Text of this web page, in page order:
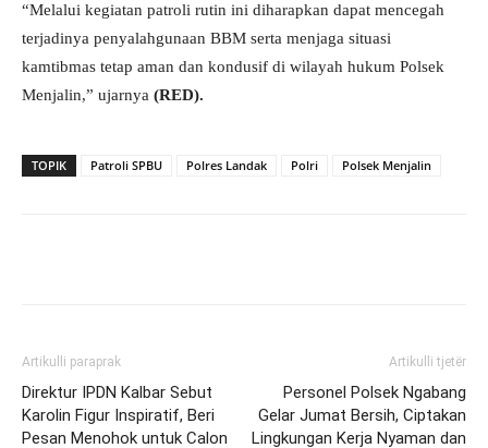
“Melalui kegiatan patroli rutin ini diharapkan dapat mencegah
terjadinya penyalahgunaan BBM serta menjaga situasi
kamtibmas tetap aman dan kondusif di wilayah hukum Polsek
Menjalin,” ujarnya (RED).
TOPIK Patroli SPBU Polres Landak Polri Polsek Menjalin
Artikulli paraprak
Direktur IPDN Kalbar Sebut
Karolin Figur Inspiratif, Beri
Pesan Menohok untuk Calon
Artikulli tjetër
Personel Polsek Ngabang
Gelar Jumat Bersih, Ciptakan
Lingkungan Kerja Nyaman dan